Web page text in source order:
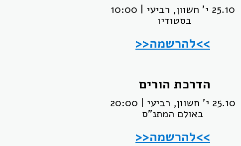
25.10 י' חשוון, רביעי | 10:00
בסטודיו
>>להרשמה<<
הדרכת הורים
25.10 י' חשוון, רביעי | 20:00
באולם המתנ"ס
>>להרשמה<<